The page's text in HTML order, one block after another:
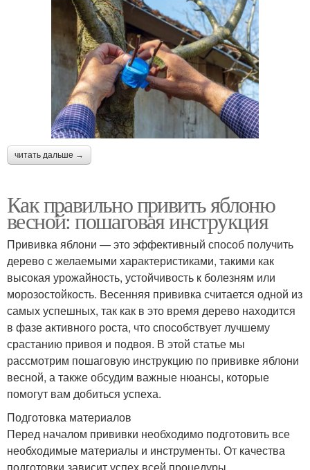
читать дальше →
Как правильно привить яблоню
весной: пошаговая инструкция
Прививка яблони — это эффективный способ получить
дерево с желаемыми характеристиками, такими как
высокая урожайность, устойчивость к болезням или
морозостойкость. Весенняя прививка считается одной из
самых успешных, так как в это время дерево находится
в фазе активного роста, что способствует лучшему
срастанию привоя и подвоя. В этой статье мы
рассмотрим пошаговую инструкцию по прививке яблони
весной, а также обсудим важные нюансы, которые
помогут вам добиться успеха.
Подготовка материалов
Перед началом прививки необходимо подготовить все
необходимые материалы и инструменты. От качества
подготовки зависит успех всей процедуры.